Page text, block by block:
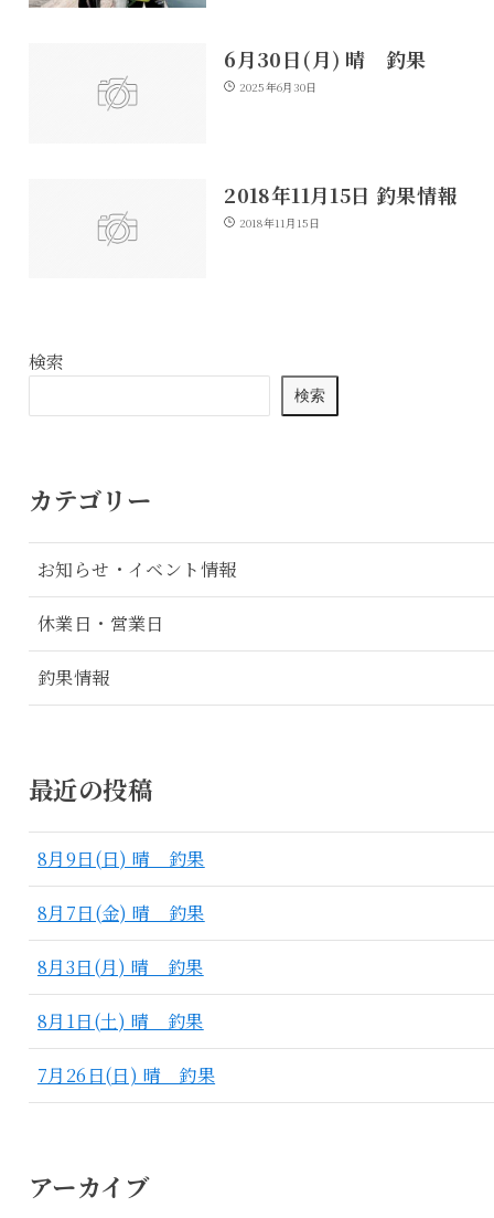
6月30日(月) 晴 釣果
2025年6月30日
2018年11月15日 釣果情報
2018年11月15日
検索
検索
カテゴリー
お知らせ・イベント情報
休業日・営業日
釣果情報
最近の投稿
8月9日(日) 晴 釣果
8月7日(金) 晴 釣果
8月3日(月) 晴 釣果
8月1日(土) 晴 釣果
7月26日(日) 晴 釣果
アーカイブ